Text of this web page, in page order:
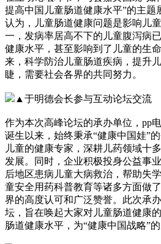
提高中国儿童肠道健康水平”的主题展
认为，儿童肠道健康问题是影响
一，发病率居高不下的儿童腹泻病
健康水平，甚至影响到了儿童的
来，科学防治儿童肠道疾病，提
睫，需要社会各界的共同努力。
▲于明德会长参与互动论坛交流
作为本次高峰论坛的承办单位，
诞生以来，始终秉承“健康中国娃”的
儿童的健康专家，深耕儿药领域十
发展。同时，企业积极投身公益事业
后地区患病儿童大病救治，帮助
童安全用药科普教育等诸多方面做了
界的高度认可和广泛赞誉。此次
坛，旨在唤起大家对儿童肠道健康的
肠道健康水平，为“健康中国战略”的